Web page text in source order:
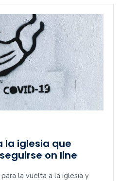
la iglesia que
on line
la vuelta a la iglesia y